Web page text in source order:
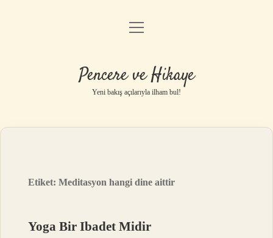
Anasayfa
Yasal Uyarı
menüyü
Pencere ve Hikaye
Yeni bakış açılarıyla ilham bul!
Etiket:Meditasyon hangi dine aittir
Yoga Bir Ibadet Midir